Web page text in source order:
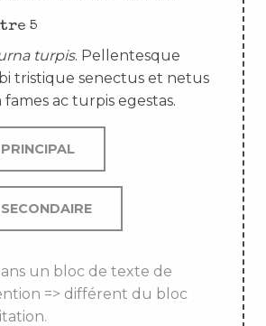
5
turpis. Pellentesque
tristique senectus et netus
ac turpis egestas.
un bloc de texte de
=> différent du bloc